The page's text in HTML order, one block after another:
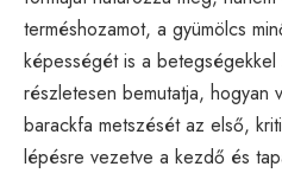
terméshozamot, a gyümölcs
képességét is a
részletesen bemutatja, hogyan
barackfa metszését az első,
lépésre vezetve a kezdő és